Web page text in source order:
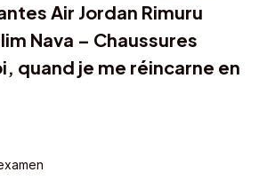
Air Jordan Rimuru
Nava – Chaussures
quand je me réincarne en